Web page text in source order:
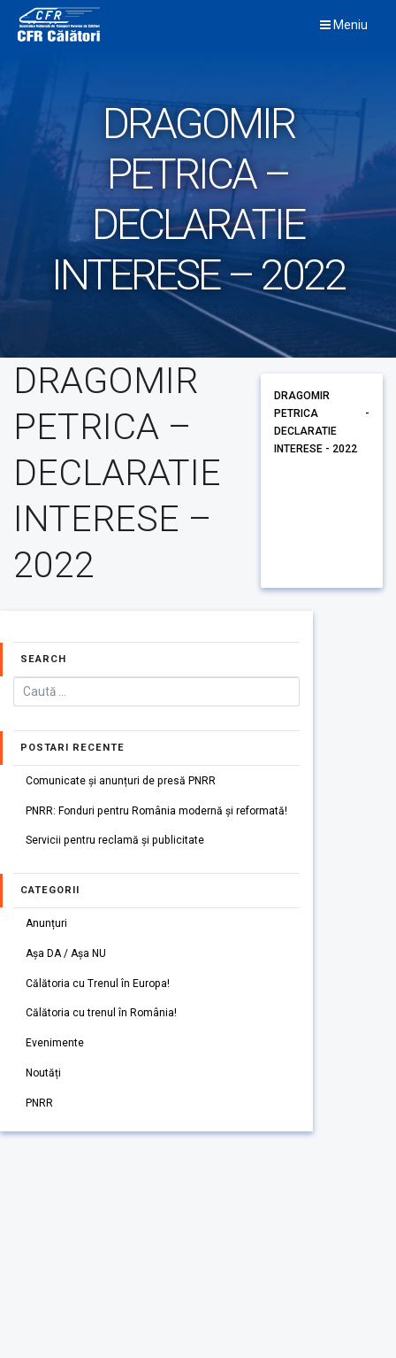
content
Meniu
DRAGOMIR
PETRICA –
DECLARATIE
INTERESE – 2022
DRAGOMIR
PETRICA –
DECLARATIE
INTERESE –
2022
DRAGOMIR
PETRICA -
DECLARATIE
INTERESE - 2022
SEARCH
POSTARI RECENTE
Comunicate și anunțuri de presă PNRR
PNRR: Fonduri pentru România modernă și reformată!
Servicii pentru reclamă și publicitate
CATEGORII
Anunțuri
Așa DA / Așa NU
Călătoria cu Trenul în Europa!
Călătoria cu trenul în România!
Evenimente
Noutăți
PNRR